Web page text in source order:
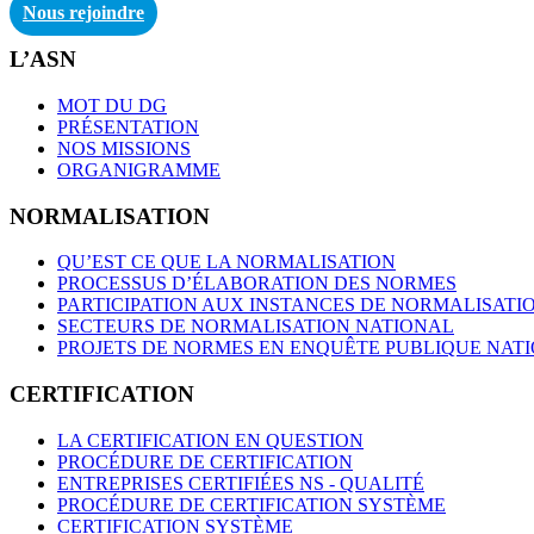
Nous rejoindre
L’ASN
MOT DU DG
PRÉSENTATION
NOS MISSIONS
ORGANIGRAMME
NORMALISATION
QU’EST CE QUE LA NORMALISATION
PROCESSUS D’ÉLABORATION DES NORMES
PARTICIPATION AUX INSTANCES DE
SECTEURS DE NORMALISATION NATIONAL
PROJETS DE NORMES EN ENQUÊTE PUBLIQUE
CERTIFICATION
LA CERTIFICATION EN QUESTION
PROCÉDURE DE CERTIFICATION
ENTREPRISES CERTIFIÉES NS - QUALITÉ
PROCÉDURE DE CERTIFICATION SYSTÈME
CERTIFICATION SYSTÈME